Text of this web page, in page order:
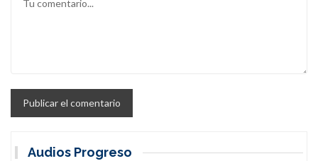
Audios Progreso